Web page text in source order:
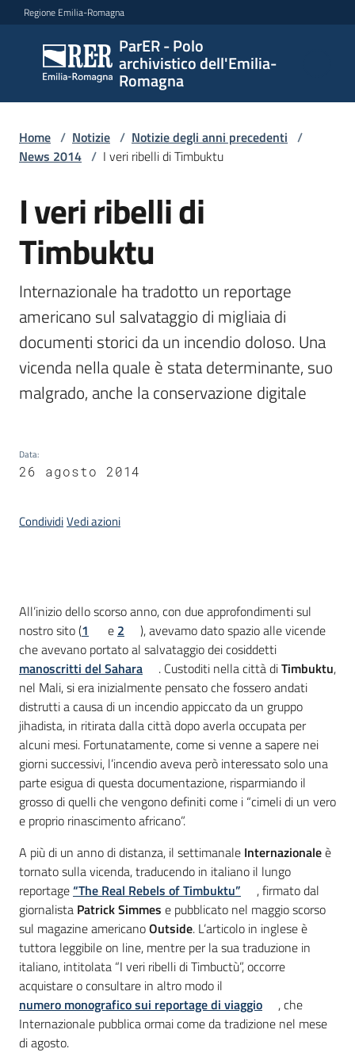
Vai al contenuto
Vai alla navigazione
Vai al footer
Regione Emilia-Romagna
ParER - Polo
archivistico dell'Emilia-
Romagna
ParER -
Polo
archivistico
Romagna
Polo
archivistico
Archivio
Conservazione
Contatti
Seguici
su
Home / Notizie / Notizie degli anni precedenti /
News 2014 / I veri ribelli di Timbuktu
Salta al contenuto
I veri ribelli di
Timbuktu
Internazionale ha tradotto un reportage
americano sul salvataggio di migliaia di
documenti storici da un incendio doloso. Una
vicenda nella quale è stata determinante, suo
malgrado, anche la conservazione digitale
Data:
26 agosto 2014
CondividiVedi azioni
Introduzione
All’inizio dello scorso anno, con due approfondimenti sul
nostro sito (1 e 2
), avevamo dato spazio alle vicende
che avevano portato al salvataggio dei cosiddetti
manoscritti del Sahara
. Custoditi nella città diTimbuktu,
nel Mali, si era inizialmente pensato che fossero andati
distrutti a causa di un incendio appiccato da un gruppo
jihadista, in ritirata dalla città dopo averla occupata per
alcuni mesi. Fortunatamente, come si venne a sapere nei
giorni successivi, l’incendio aveva però interessato solo una
parte esigua di questa documentazione, risparmiando il
grosso di quelli che vengono definiti come i “cimeli di un vero
e proprio rinascimento africano”.
A più di un anno di distanza, il settimanale Internazionaleè
tornato sulla vicenda, traducendo in italiano il lungo
reportage“The Real Rebels of Timbuktu”
, firmato dal
giornalista Patrick Simmes e pubblicato nel maggio scorso
sul magazine americanoOutside. L’articolo in inglese è
tuttora leggibile on line, mentre per la sua traduzione in
italiano, intitolata “I veri ribelli di Timbuctù”, occorre
acquistare o consultare in altro modo il
numero monografico sui reportage di viaggio
, che
Internazionale pubblica ormai come da tradizione nel mese
di agosto.